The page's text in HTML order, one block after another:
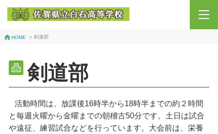
HOME > 剣道部
剣道部
活動時間は、放課後16時半から18時半までの約２時間
と毎週火曜から金曜までの朝稽古50分です。土日は試合
や遠征、練習試合などを行っています。大会前は、栄養